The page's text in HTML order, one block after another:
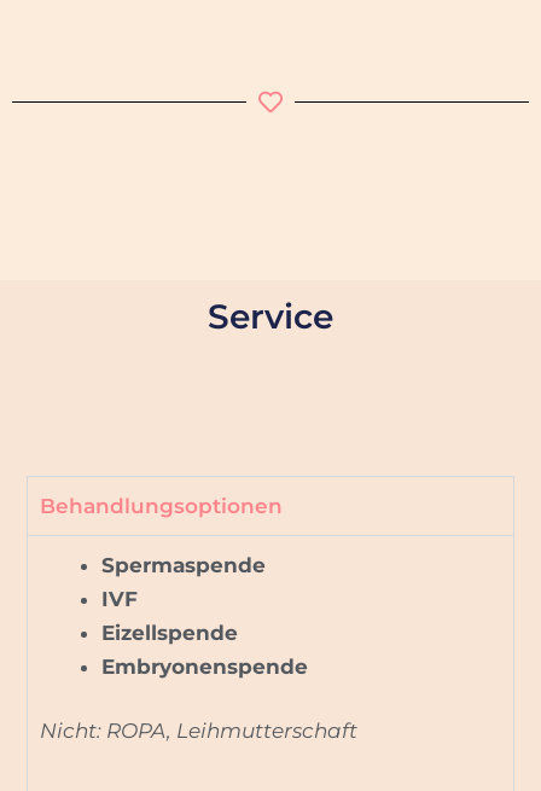
Service
Behandlungsoptionen
Spermaspende
IVF
Eizellspende
Embryonenspende
Nicht: ROPA, Leihmutterschaft